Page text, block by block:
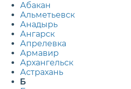
Абакан
Альметьевск
Анадырь
Ангарск
Апрелевка
Армавир
Архангельск
Астрахань
Б